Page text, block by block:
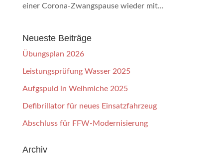
einer Corona-Zwangspause wieder mit...
Neueste Beiträge
Übungsplan 2026
Leistungsprüfung Wasser 2025
Aufgspuid in Weihmiche 2025
Defibrillator für neues Einsatzfahrzeug
Abschluss für FFW-Modernisierung
Archiv